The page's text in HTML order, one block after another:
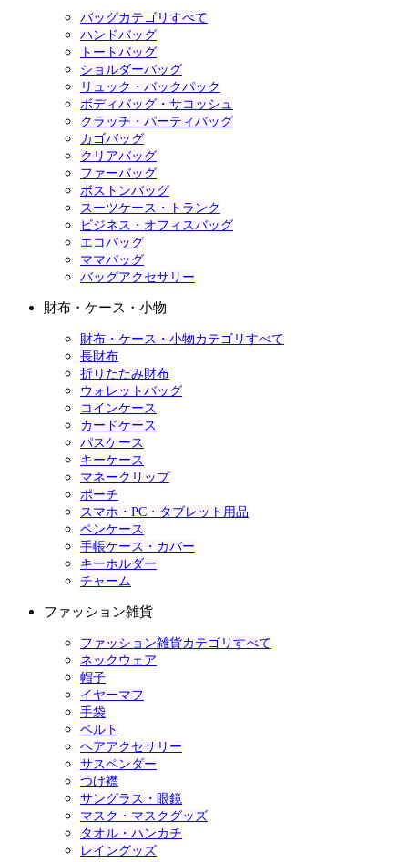
バッグカテゴリすべて
ハンドバッグ
トートバッグ
ショルダーバッグ
リュック・バックパック
ボディバッグ・サコッシュ
クラッチ・パーティバッグ
カゴバッグ
クリアバッグ
ファーバッグ
ボストンバッグ
スーツケース・トランク
ビジネス・オフィスバッグ
エコバッグ
ママバッグ
バッグアクセサリー
財布・ケース・小物
財布・ケース・小物カテゴリすべて
長財布
折りたたみ財布
ウォレットバッグ
コインケース
カードケース
パスケース
キーケース
マネークリップ
ポーチ
スマホ・PC・タブレット用品
ペンケース
手帳ケース・カバー
キーホルダー
チャーム
ファッション雑貨
ファッション雑貨カテゴリすべて
ネックウェア
帽子
イヤーマフ
手袋
ベルト
ヘアアクセサリー
サスペンダー
つけ襟
サングラス・眼鏡
マスク・マスクグッズ
タオル・ハンカチ
レイングッズ